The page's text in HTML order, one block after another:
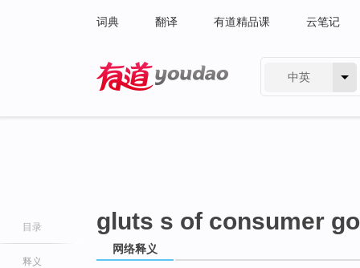
词典 翻译 有道精品课 云笔记
中英
目录
释义
gluts s of consumer
网络释义